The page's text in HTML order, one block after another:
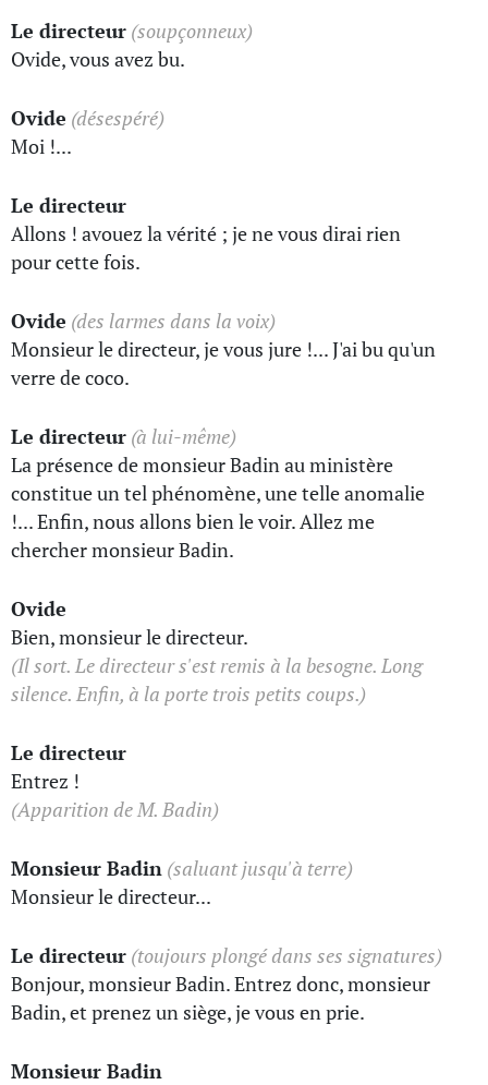
Le directeur (soupçonneux)
Ovide, vous avez bu.
Ovide (désespéré)
Moi !...
Le directeur
Allons ! avouez la vérité ; je ne vous dirai rien
pour cette fois.
Ovide (des larmes dans la voix)
Monsieur le directeur, je vous jure !... J'ai bu qu'un
verre de coco.
Le directeur (à lui-même)
La présence de monsieur Badin au ministère
constitue un tel phénomène, une telle anomalie
!... Enfin, nous allons bien le voir. Allez me
chercher monsieur Badin.
Ovide
Bien, monsieur le directeur.
(Il sort. Le directeur s'est remis à la besogne. Long
silence. Enfin, à la porte trois petits coups.)
Le directeur
Entrez !
(Apparition de M. Badin)
Monsieur Badin (saluant jusqu'à terre)
Monsieur le directeur...
Le directeur (toujours plongé dans ses signatures)
Bonjour, monsieur Badin. Entrez donc, monsieur
Badin, et prenez un siège, je vous en prie.
Monsieur Badin